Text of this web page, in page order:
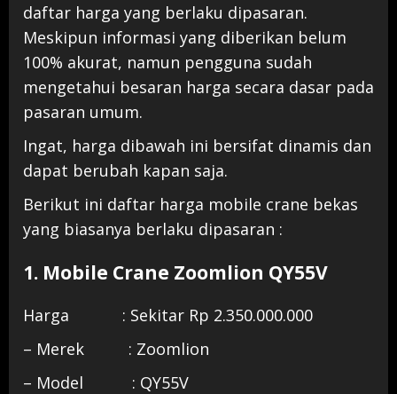
daftar harga yang berlaku dipasaran.
Meskipun informasi yang diberikan belum
100% akurat, namun pengguna sudah
mengetahui besaran harga secara dasar pada
pasaran umum.
Ingat, harga dibawah ini bersifat dinamis dan
dapat berubah kapan saja.
Berikut ini daftar harga mobile crane bekas
yang biasanya berlaku dipasaran :
1. Mobile Crane Zoomlion QY55V
Harga : Sekitar Rp 2.350.000.000
– Merek : Zoomlion
– Model : QY55V